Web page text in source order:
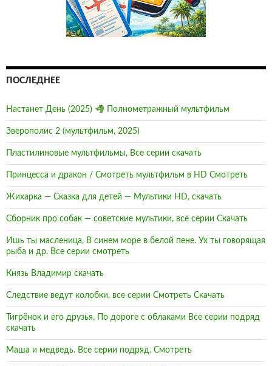
ПОСЛЕДНЕЕ
Настанет День (2025) Полнометражный мультфильм
Зверополис 2 (мультфильм, 2025)
Пластилиновые мультфильмы, Все серии скачать
Принцесса и дракон / Смотреть мультфильм в HD Смотреть
Жихарка — Сказка для детей — Мультики HD, скачать
Сборник про собак — советские мультики, все серии Скачать
Ишь ты масленица, В синем море в белой пене. Ух ты говорящая
рыба и др. Все серии смотреть
Князь Владимир скачать
Следствие ведут колобки, все серии Смотреть Скачать
Тигрёнок и его друзья, По дороге с облаками Все серии подряд
скачать
Маша и медведь. Все серии подряд. Смотреть